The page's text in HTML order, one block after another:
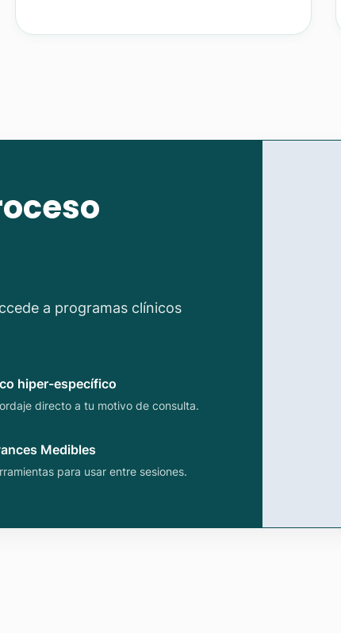
a programas clínicos
hiper-específico
directo a tu motivo de consulta.
Medibles
para usar entre sesiones.